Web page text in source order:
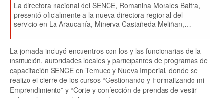
La directora nacional del SENCE, Romanina Morales Baltra,
presentó oficialmente a la nueva directora regional del
servicio en La Araucanía, Minerva Castañeda Meliñan,
intensa agenda de actividades en la región.
La jornada incluyó encuentros con los y las funcionarias de la
institución, autoridades locales y participantes de programas de
capacitación SENCE en Temuco y Nueva Imperial, donde se
realizó el cierre de los cursos “Gestionando y Formalizando mi
Emprendimiento” y “Corte y confección de prendas de vestir